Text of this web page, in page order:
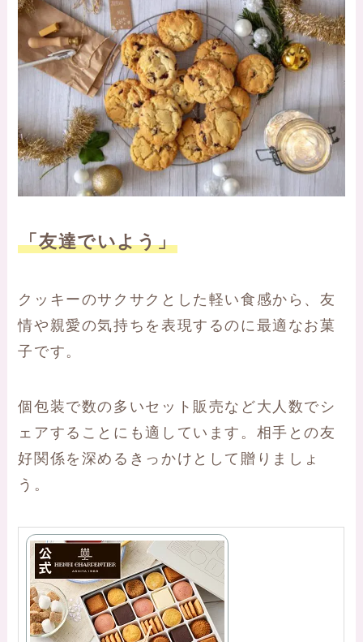
「友達でいよう」
クッキーのサクサクとした軽い食感から、友
情や親愛の気持ちを表現するのに最適なお菓
子です。
個包装で数の多いセット販売など大人数でシ
ェアすることにも適しています。相手との友
好関係を深めるきっかけとして贈りましょ
う。